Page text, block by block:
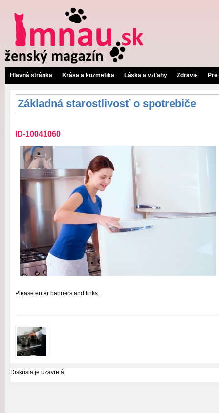
Hlavná stránka Krása a kozmetika Láska a vzťahy Zdravie
Základná starostlivosť o spotrebiče
ID-10041060
Please enter banners and links.
Diskusia je uzavretá